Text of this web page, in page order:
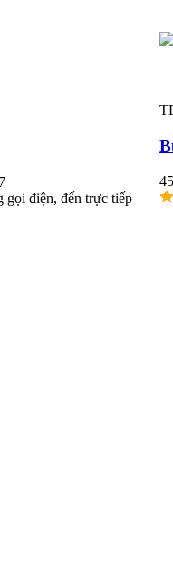
gọi điện, đến trực tiếp